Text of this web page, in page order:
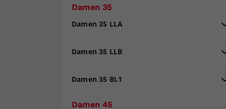
Damen 35
Damen 35 LLA
Damen 35 LLB
Damen 35 BL1
Damen 45